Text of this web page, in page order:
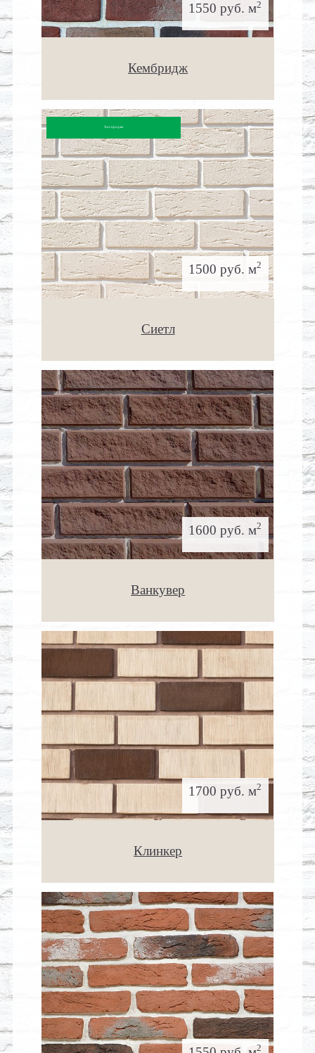
1550 руб. м2
Кембридж
1500 руб. м2
Сиетл
Хит продаж
1600 руб. м2
Ванкувер
1700 руб. м2
Клинкер
2